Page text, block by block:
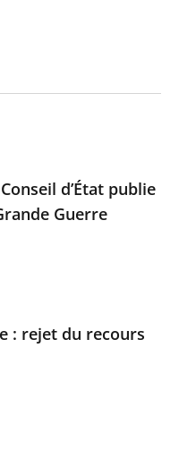
d’État publie
Guerre
: rejet du recours